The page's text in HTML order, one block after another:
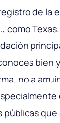
de la
como
bien
no a
públicas